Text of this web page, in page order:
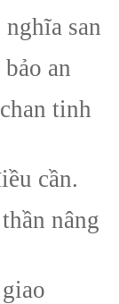
san
an
tinh
cần.
nâng